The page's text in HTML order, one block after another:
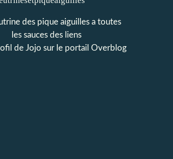
des pique aiguilles a toutes
les sauces des liens
de Jojo sur le portail Overblog